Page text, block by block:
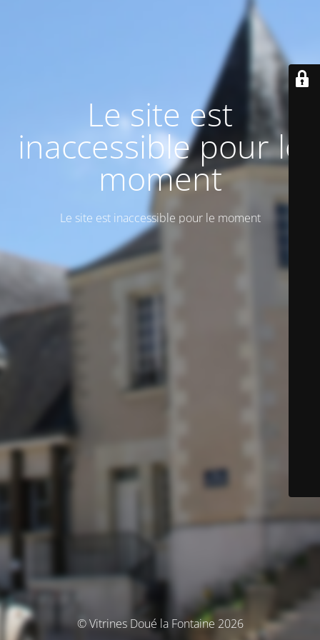
Le site est
inaccessible pour le
moment
Le site est inaccessible pour le moment
© Vitrines Doué la Fontaine 2026